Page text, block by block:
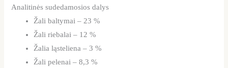
Analitinės sudedamosios dalys
Žali baltymai – 23 %
Žali riebalai – 12 %
Žalia ląsteliena – 3 %
Žali pelenai – 8,3 %